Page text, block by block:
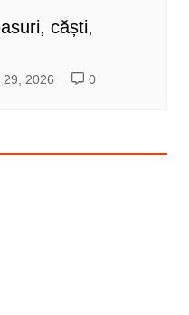
căști,
29, 2026 0